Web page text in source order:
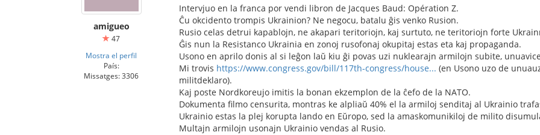
amigueo
47
Mostra el perfil
País:
Missatges: 3306
Intervjuo en la franca por vendi libron de Jacques Baud: Opération Z.
Ĉu okcidento trompis Ukrainion? Ne negocu, batalu ĝis venko Rusion.
Rusio celas detrui kapablojn, ne akapari teritoriojn, kaj surtuto, ne teritoriojn forte
Ĝis nun la Resistanco Ukrainia en zonoj rusofonaj okupitaj estas eta kaj propaganda.
Usono en aprilo donis al si leĝon laŭ kiu ĝi povas uzi nuklearajn armilojn subite,
Mi trovis https://www.congress.gov/bill/117th-congress/house... (en Usono uzo de
militdeklaro).
Kaj poste Nordkoreujo imitis la bonan ekzemplon de la ĉefo de la NATO.
Dokumenta filmo censurita, montras ke alpliaŭ 40% el la armiloj senditaj al Ukrainio
Ukrainio estas la plej korupta lando en Eŭropo, sed la amaskomunikiloj de milito
Multajn armilojn usonajn Ukrainio vendas al Rusio.